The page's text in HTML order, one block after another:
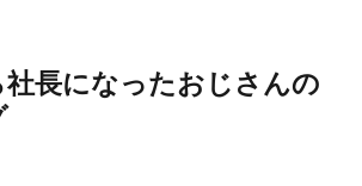
長になったおじさんの